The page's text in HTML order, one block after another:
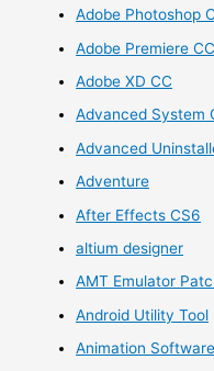
Adobe Photoshop
Adobe Premiere CC
Adobe XD CC
Advanced System
Advanced
Adventure
After Effects CS6
altium designer
AMT Emulator
Android Utility Tool
Animation Software